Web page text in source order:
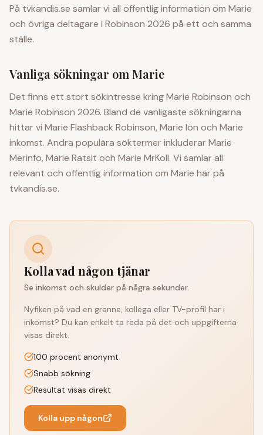
På tvkandis.se samlar vi all offentlig information om Marie
och övriga deltagare i Robinson 2026 på ett och samma
ställe.
Vanliga sökningar om Marie
Det finns ett stort sökintresse kringMarie Robinson och
Marie Robinson 2026. Bland de vanligaste sökningarna
hittar vi Marie Flashback Robinson, Marie lön och Marie
inkomst. Andra populära söktermer inkluderar Marie
Merinfo, Marie Ratsit och Marie MrKoll. Vi samlar all
relevant och offentlig information om Marie här på
tvkandis.se.
Kolla vad någon tjänar
Se inkomst och skulder på några sekunder.
Nyfiken på vad en granne, kollega eller TV-profil har i
inkomst? Du kan enkelt ta reda på det och uppgifterna
visas direkt.
100 procent anonymt
Snabb sökning
Resultat visas direkt
Kolla upp någon